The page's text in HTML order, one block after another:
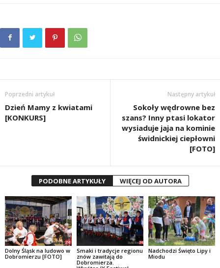
Poprzedni artykuł
Dzień Mamy z kwiatami
[KONKURS]
Następny artykuł
Sokoły wędrowne bez
szans? Inny ptasi lokator
wysiaduje jaja na kominie
świdnickiej ciepłowni
[FOTO]
PODOBNE ARTYKUŁY WIĘCEJ OD AUTORA
Dolny Śląsk na ludowo w
Dobromierzu [FOTO]
Smaki i tradycje regionu
znów zawitają do
Dobromierza.
Nadchodzi Święto Lipy i
Miodu